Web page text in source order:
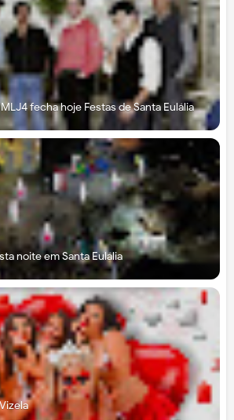
fecha hoje Festas de Santa Eulália
noite em Santa Eulália